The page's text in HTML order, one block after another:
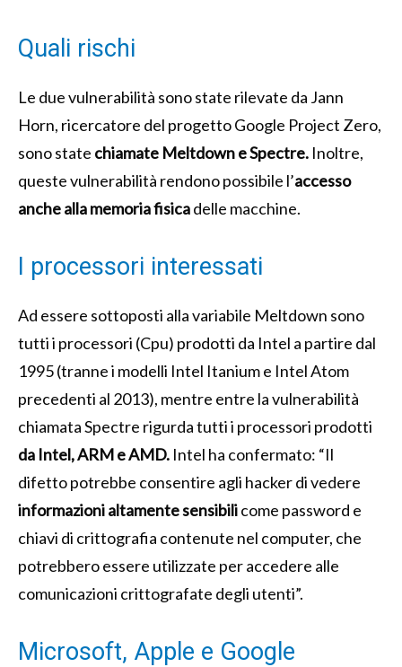
Quali rischi
Le due vulnerabilità sono state rilevate da Jann
Horn, ricercatore del progetto Google Project Zero,
sono state chiamate Meltdown e Spectre. Inoltre,
queste vulnerabilità rendono possibile l’accesso
anche alla memoria fisicadelle macchine.
I processori interessati
Ad essere sottoposti alla variabile Meltdown sono
tutti i processori (Cpu) prodotti da Intel a partire dal
1995 (tranne i modelli Intel Itanium e Intel Atom
precedenti al 2013), mentre entre la vulnerabilità
chiamata Spectre rigurda tutti i processori prodotti
da Intel, ARM e AMD. Intel ha confermato: “Il
difetto potrebbe consentire agli hacker di vedere
informazioni altamente sensibilicome password e
chiavi di crittografia contenute nel computer, che
potrebbero essere utilizzate per accedere alle
comunicazioni crittografate degli utenti”.
Microsoft, Apple e Google